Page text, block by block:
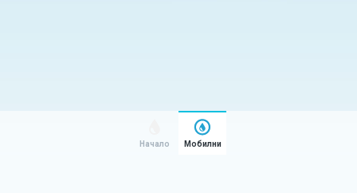
Начало Мобилни